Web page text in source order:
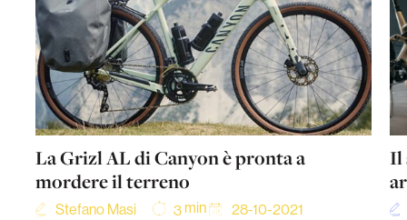
La Grizl AL di Canyon è pronta a
mordere il terreno
Stefano Masi 3 min 28-10-2021
Il